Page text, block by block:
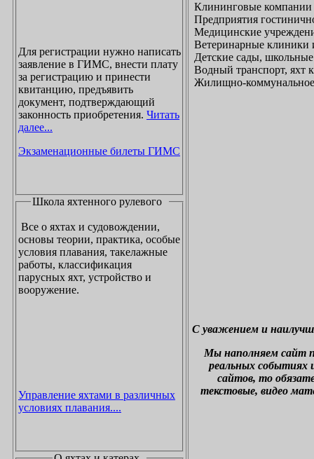
Для регистрации нужно написать
заявление в ГИМС, внести плату
за регистрацию и принести
квитанцию, предъявить
документ, подтверждающий
законность приобретения. Читать
далее...
Экзаменационные билеты ГИМС
Школа яхтенного рулевого
Все о яхтах и судовождении,
основы теории, практика, особые
условия плавания, такелажные
работы, классификация
парусных яхт, устройство и
вооружение.
Управление яхтами в различных
условиях плавания....
Клининговые компании
Предприятия
Медицинские
Ветеринарные клиники
Детские сады,
Водный транспорт,
Жилищно-коммунальное
С уважением и
Мы наполняем сайт
реальных событиях
сайтов, то
текстовые, видео